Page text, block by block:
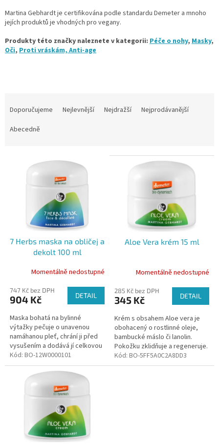
Martina Gebhardt je certifikována podle standardu Demeter a mnoho
jejích produktů je vhodných pro vegany.
Produkty této značky naleznete v kategorii: Péče o nohy, Masky,
Oči, Proti vráskám, Anti-age
Doporučujeme Nejlevnější Nejdražší
Nejprodávanější
Abecedně
7 Herbs maska na obličej a
dekolt 100 ml
Momentálně nedostupné
747 Kč bez DPH
904 Kč DETAIL
Maska bohatá na bylinné
výtažky pečuje o unavenou
namáhanou pleť, chrání ji před
vysušením a dodává jí celkovou
vitalitu.
Kód: BO-12W0000101
Aloe Vera krém 15 ml
Momentálně nedostupné
285 Kč bez DPH
345 Kč DETAIL
Krém s obsahem Aloe vera je
obohacený o rostlinné oleje,
bambucké máslo či lanolin.
Pokožku zklidňuje a regeneruje.
Kód: BO-5FF5A0C2A8DD3